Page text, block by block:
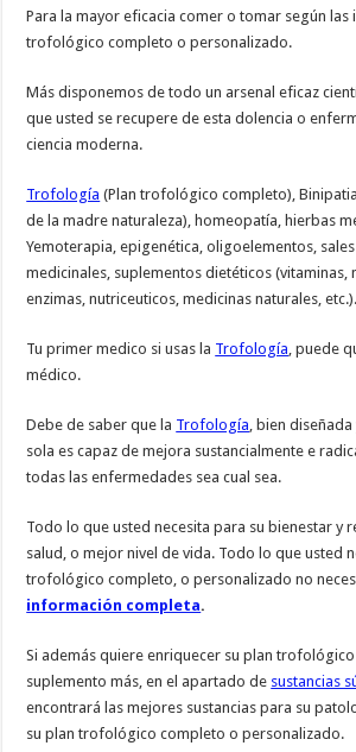
Para la mayor eficacia comer o tomar según las
trofológico completo o personalizado.
Más disponemos de todo un arsenal eficaz
que usted se recupere de esta dolencia o
ciencia moderna.
Trofología (Plan trofológico completo),
de la madre naturaleza), homeopatía, hierbas
Yemoterapia, epigenética, oligoelementos,
medicinales, suplementos dietéticos (vitaminas,
enzimas, nutriceuticos, medicinas naturales, etc.).
Tu primer medico si usas la Trofología, puede
médico.
Debe de saber que la Trofología, bien
sola es capaz de mejora sustancialmente e
todas las enfermedades sea cual sea.
Todo lo que usted necesita para su bienestar y
salud, o mejor nivel de vida. Todo lo que usted
trofológico completo, o personalizado no
información completa.
Si además quiere enriquecer su plan
suplemento más, en el apartado de sustancias
encontrará las mejores sustancias para su
su plan trofológico completo o personalizado.